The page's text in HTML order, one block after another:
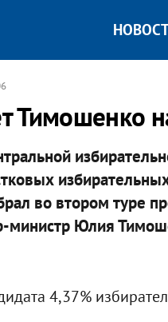
Тимошенко
во втором туре
министр Юлия
4,37%